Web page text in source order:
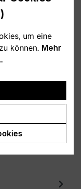
um eine
können. Mehr